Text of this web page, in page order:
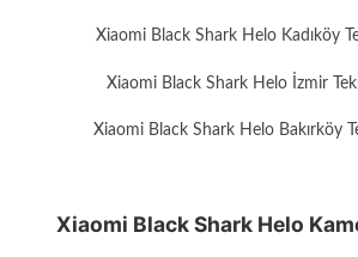
Xiaomi Black Shark Helo Kadıköy
Xiaomi Black Shark Helo İzmir
Xiaomi Black Shark Helo Bakırköy
Xiaomi Black Shark Helo